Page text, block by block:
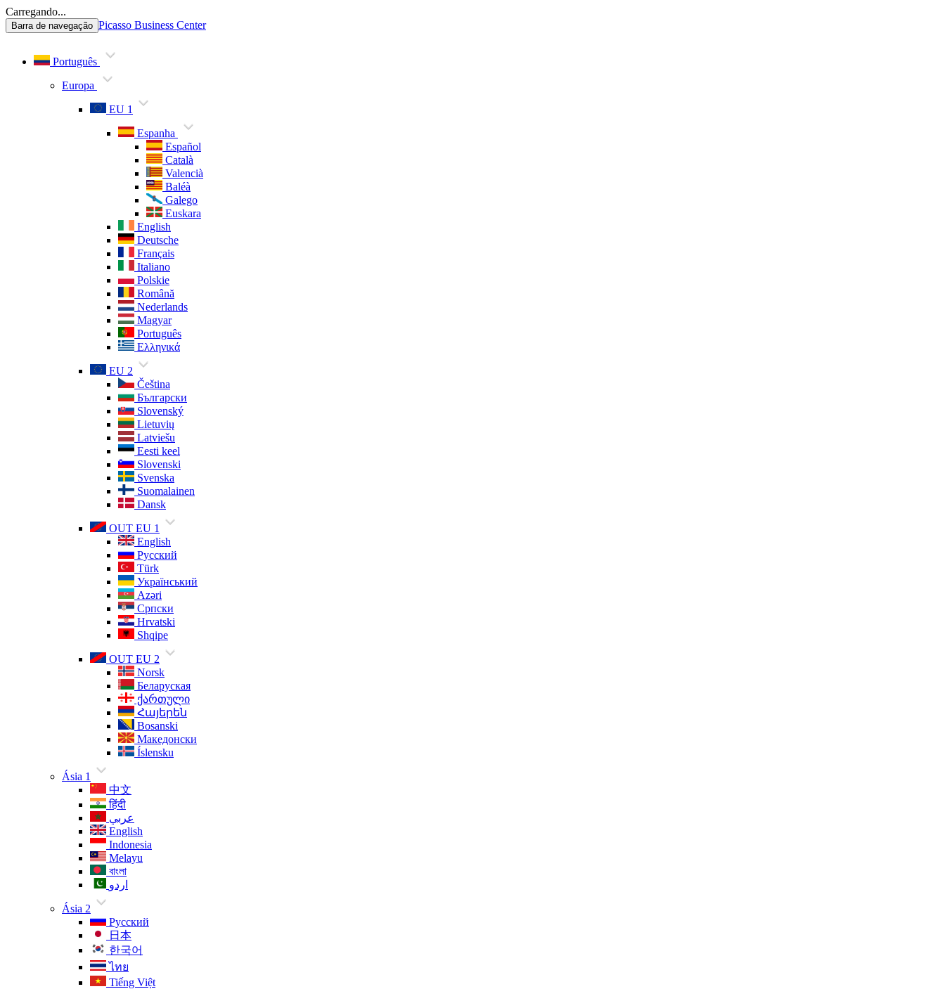
Carregando...
Barra de navegação Picasso Business Center
Português
Europa
EU 1
Espanha
Español
Català
Valencià
Baléà
Galego
Euskara
English
Deutsche
Français
Italiano
Polskie
Română
Nederlands
Magyar
Português
Ελληνικά
EU 2
Čeština
Български
Slovenský
Lietuvių
Latviešu
Eesti keel
Slovenski
Svenska
Suomalainen
Dansk
OUT EU 1
English
Русский
Türk
Український
Azəri
Српски
Hrvatski
Shqipe
OUT EU 2
Norsk
Беларуская
ქართული
Հայերեն
Bosanski
Македонски
Íslensku
Ásia 1
中文
हिंदी
عربي
English
Indonesia
Melayu
বাংলা
اردو
Ásia 2
Русский
日本
한국어
ไทย
Tiếng Việt